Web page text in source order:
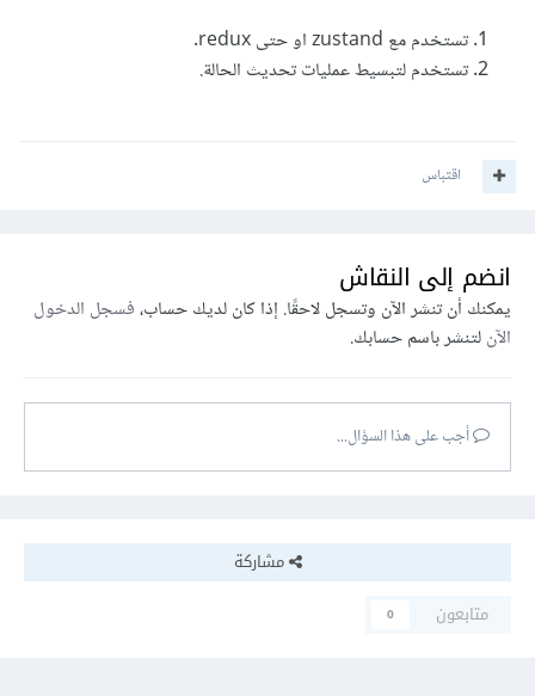
تستخدم مع zustand او حتى redux.
تستخدم لتبسيط عمليات تحديث الحالة.
اقتباس
انضم إلى النقاش
يمكنك أن تنشر الآن وتسجل لاحقًا. إذا كان لديك حساب،فسجل الدخول
الآنلتنشر باسم حسابك.
أجب على هذا السؤال...
مشاركة
متابعون
0